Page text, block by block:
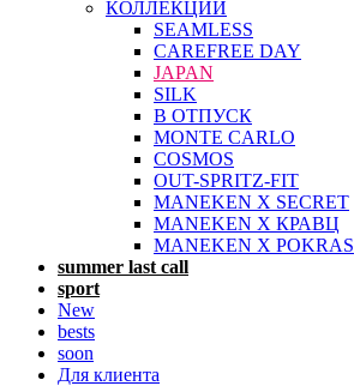
КОЛЛЕКЦИИ
SEAMLESS
CAREFREE DAY
JAPAN
SILK
В ОТПУСК
MONTE CARLO
COSMOS
OUT-SPRITZ-FIT
MANEKEN X SECRET
MANEKEN X КРАВЦ
MANEKEN X POKRAS
summer last call
sport
New
bests
soon
Для клиента